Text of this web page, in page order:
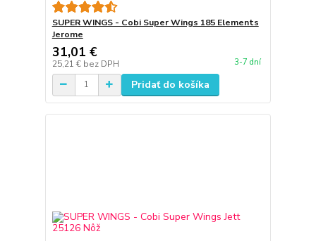
SUPER WINGS - Cobi Super Wings 185 Elements
Jerome
31,01 €
25,21 € bez DPH 3-7 dní
Pridať do košíka